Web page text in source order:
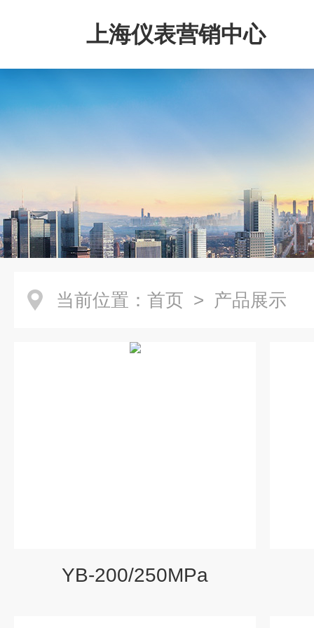
上海仪表营销中心
当前位置： 首页 > 产品展示
YB-200/250MPa